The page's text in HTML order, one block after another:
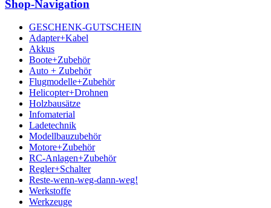
Shop-Navigation
GESCHENK-GUTSCHEIN
Adapter+Kabel
Akkus
Boote+Zubehör
Auto + Zubehör
Flugmodelle+Zubehör
Helicopter+Drohnen
Holzbausätze
Infomaterial
Ladetechnik
Modellbauzubehör
Motore+Zubehör
RC-Anlagen+Zubehör
Regler+Schalter
Reste-wenn-weg-dann-weg!
Werkstoffe
Werkzeuge